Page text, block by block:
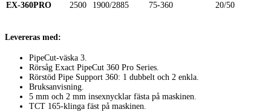
EX-360PRO 2500 1900/2885 75-360 20/50
Levereras med:
PipeCut-väska 3.
Rörsåg Exact PipeCut 360 Pro Series.
Rörstöd Pipe Support 360: 1 dubbelt och 2 enkla.
Bruksanvisning.
5 mm och 2 mm insexnycklar fästa på maskinen.
TCT 165-klinga fäst på maskinen.